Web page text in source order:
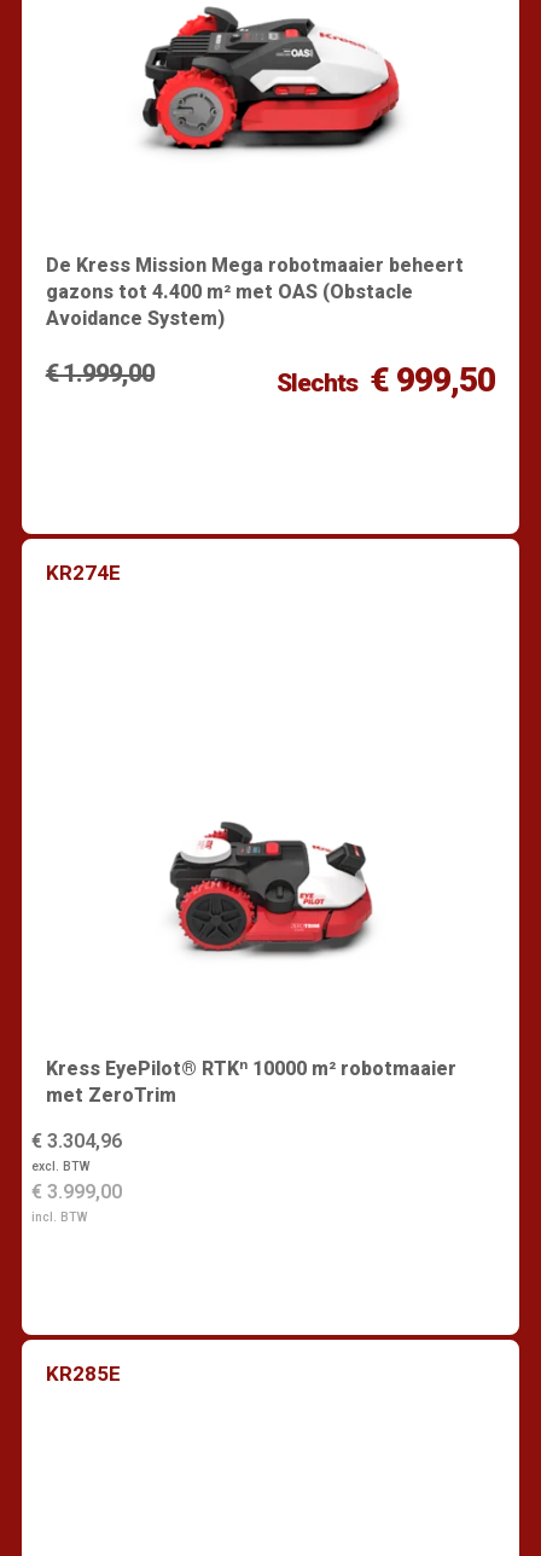
De Kress Mission Mega robotmaaier beheert
gazons tot 4.400 m² met OAS (Obstacle
Avoidance System)
€ 1.999,00 Slechts € 999,50
KR274E
Kress EyePilot® RTKⁿ 10000 m² robotmaaier
met ZeroTrim
€ 3.304,96
excl. BTW
€ 3.999,00
incl. BTW
KR285E